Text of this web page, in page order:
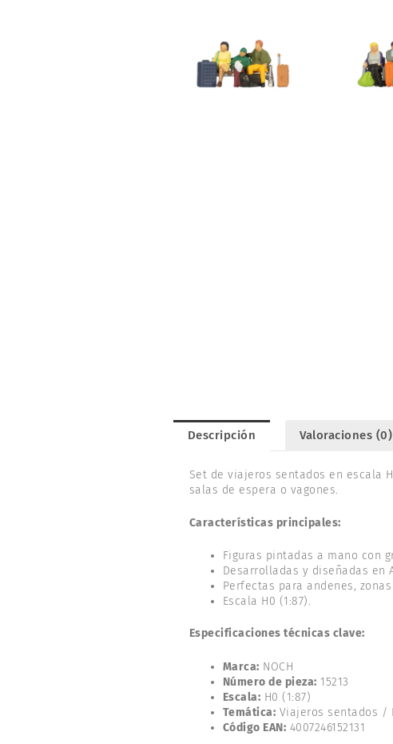
Descripción Valoraciones (0)
Set de viajeros sentados en escala
salas de espera o vagones.
Características principales:
Figuras pintadas a mano con
Desarrolladas y diseñadas en
Perfectas para andenes,
Escala H0 (1:87).
Especificaciones técnicas clave:
Marca: NOCH
Número de pieza: 15213
Escala: H0 (1:87)
Temática: Viajeros sentados /
Código EAN: 4007246152131